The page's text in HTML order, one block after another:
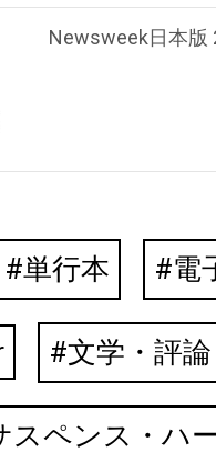
Newsweek日本版
単行本 電
文学・評論
スペンス・ハ